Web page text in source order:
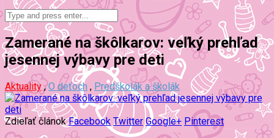
Zamerané na škôlkarov: veľký prehľad
jesennej výbavy pre deti
Aktuality,O deťoch , Predškolák a školák
Zdieľať článok Facebook Twitter Google+ Pinterest